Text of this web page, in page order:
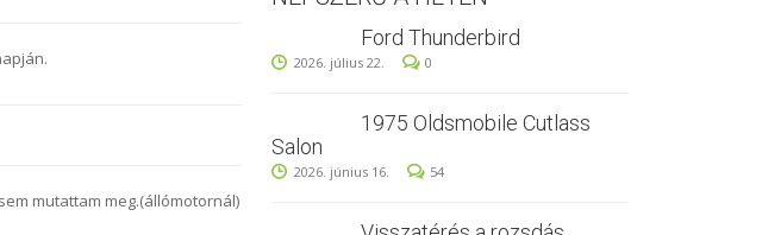
mutattam meg.(állómotornál)
Ford Thunderbird
2026. július 22. 0
1975 Oldsmobile Cutlass
Salon
2026. június 16. 54